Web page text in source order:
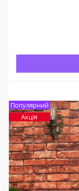
Популярний
Акція